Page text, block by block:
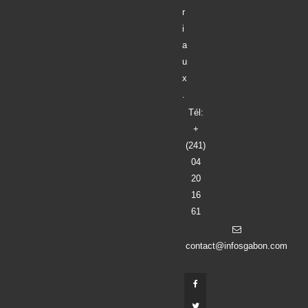
r
i
a
u
x
Tél:
+
(241)
04
20
16
61
contact@infosgabon.com